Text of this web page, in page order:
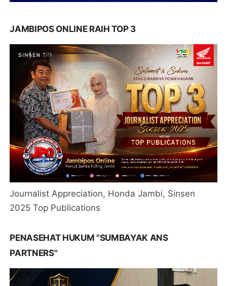
JAMBIPOS ONLINE RAIH TOP 3
Journalist Appreciation, Honda Jambi, Sinsen
2025 Top Publications
PENASEHAT HUKUM "SUMBAYAK ANS
PARTNERS"